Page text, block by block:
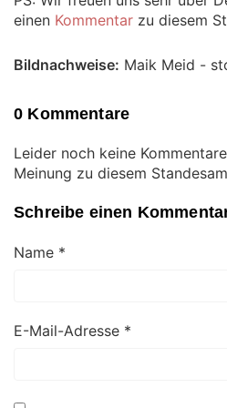
einen Kommentar zu diesem
Bildnachweise: Maik Meid -
0 Kommentare
Leider noch keine
Meinung zu diesem
Schreibe einen
Name *
E-Mail-Adresse *